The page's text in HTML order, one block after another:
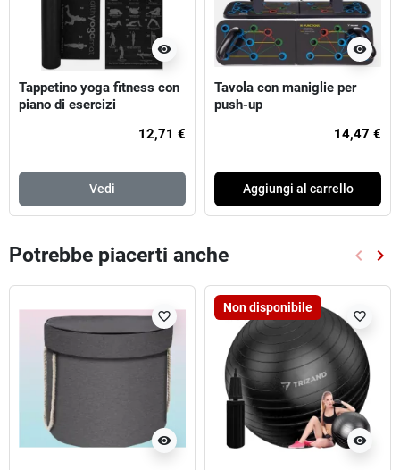
visibility
Tappetino yoga fitness con
piano di esercizi
12,71 €
Vedi
visibility
Tavola con maniglie per
push-up
14,47 €
Aggiungi al carrello
Potrebbe piacerti anche keyboard_arrow_left keyboard_arrow_right
visibility
favorite_border
Non disponibile
visibility
favorite_border